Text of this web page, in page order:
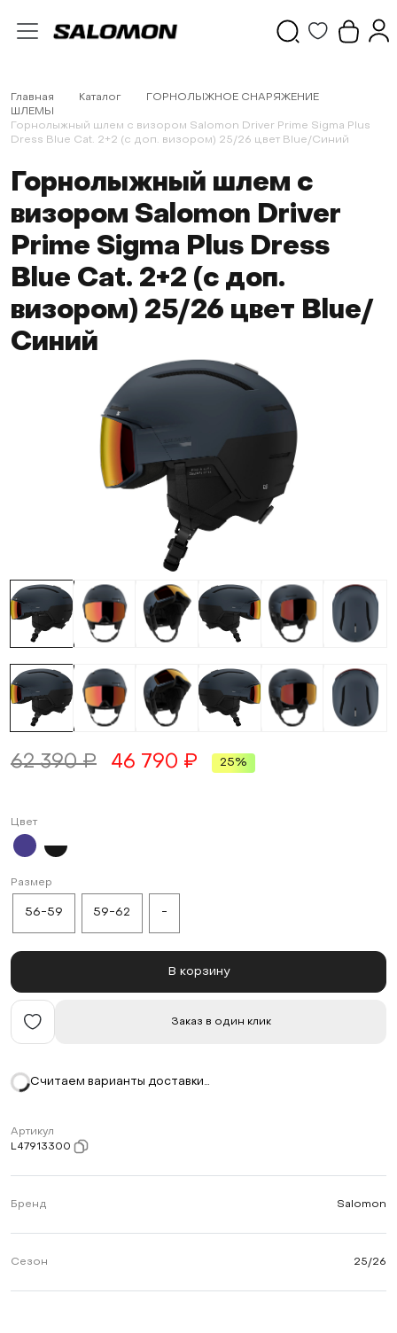
Главная Каталог
ГОРНОЛЫЖНОЕ СНАРЯЖЕНИЕ
ШЛЕМЫ
Горнолыжный шлем с визором Salomon Driver Prime Sigma Plus
Dress Blue Cat. 2+2 (с доп. визором) 25/26 цвет Blue/Синий
Горнолыжный шлем с
визором Salomon Driver
Prime Sigma Plus Dress
Blue Cat. 2+2 (с доп.
визором) 25/26 цвет Blue/
Синий
62 390 ₽ 46 790 ₽ 25%
Цвет
Размер
56-59 59-62 -
В корзину
Заказ в один клик
Считаем варианты доставки…
Артикул
L47913300
Бренд Salomon
Сезон 25/26